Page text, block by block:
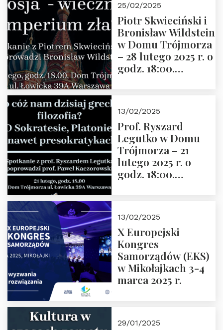
2025 r. godz. 17:30,
DAW ul. Miodowa
17/19
25/02/2025
Piotr Skwieciński i
Bronisław Wildstein
w Domu Trójmorza
– 28 lutego 2025 r. o
godz. 18:00.
13/02/2025
Prof. Ryszard
Legutko w Domu
Trójmorza – 21
lutego 2025 r. o
godz. 18:00.
Zapraszamy
13/02/2025
X Europejski
Kongres
Samorządów (EKS)
w Mikołajkach 3-4
marca 2025 r.
29/01/2025